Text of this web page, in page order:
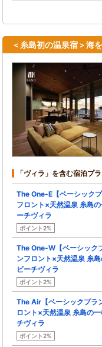
＜糸島初の温泉宿＞海
「ヴィラ」を含む宿泊プ
The One-E【ベーシック
フロント×天然温泉 糸島
ーチヴィラ
ポイント2%
The One-W【ベーシック
ンフロント×天然温泉 糸
ビーチヴィラ
ポイント2%
The Air【ベーシックプラ
ロント×天然温泉 糸島の
チヴィラ
ポイント2%